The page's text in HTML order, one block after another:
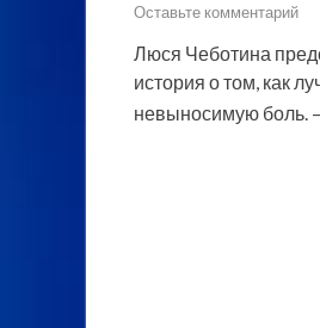
Оставьте комментарий
Люся Чеботина
история о том, как
невыносимую боль.